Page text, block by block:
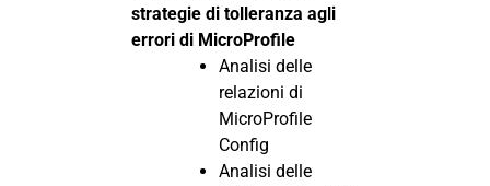
strategie di tolleranza agli
errori di MicroProfile
Analisi delle
relazioni di
MicroProfile
Config
Analisi delle